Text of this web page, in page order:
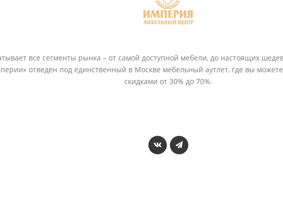
все сегменты рынка – от самой доступной мебели, до настоящих
отведён под единственный в Москве мебельный аутлет, где вы
скидками от 30% до 70%.